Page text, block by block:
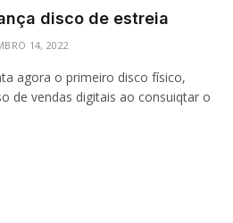
disco de estreia
14, 2022
agora o primeiro disco físico,
de vendas digitais ao consuiqtar o